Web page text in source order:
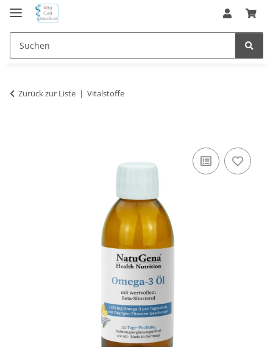
Zurück zur Liste Vitalstoffe